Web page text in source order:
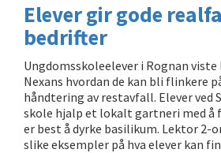
Elever gir gode
bedrifter
Ungdomsskoleelever i Rognan
Nexans hvordan de kan bli flinkere
håndtering av restavfall. Elever ved
skole hjalp et lokalt gartneri med å
er best å dyrke basilikum. Lektor 2-
slike eksempler på hva elever kan